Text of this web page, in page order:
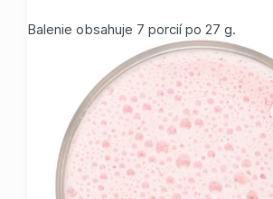
Balenie obsahuje 7 porcií po 27 g.